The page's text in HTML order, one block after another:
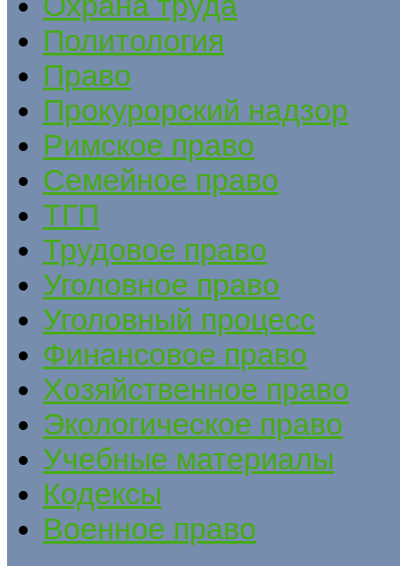
Политология
Право
Прокурорский надзор
Римское право
Семейное право
ТГП
Трудовое право
Уголовное право
Уголовный процесс
Финансовое право
Хозяйственное право
Экологическое право
Учебные материалы
Кодексы
Военное право